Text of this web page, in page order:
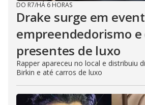
DO R7/HÁ 6 HORAS
Drake surge em
empreendedorismo
presentes de luxo
Rapper apareceu no local e distribuiu
Birkin e até carros de luxo